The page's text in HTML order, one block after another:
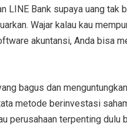
LINE Bank supaya uang tak
Wajar kalau kau
akuntansi, Anda bisa
bagus dan
metode berinvestasi
perusahaan terpenting dulu